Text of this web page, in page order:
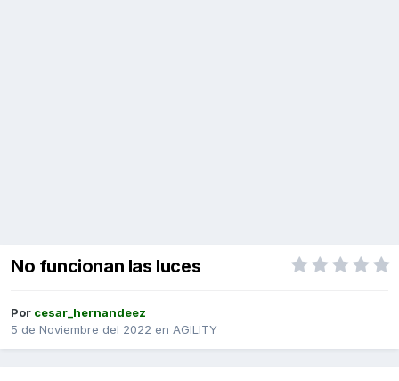
No funcionan las luces
Por cesar_hernandeez
5 de Noviembre del 2022 en AGILITY